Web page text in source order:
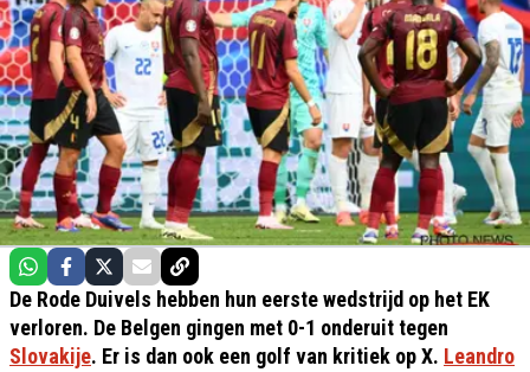
De Rode Duivels hebben hun eerste wedstrijd op het EK
verloren. De Belgen gingen met 0-1 onderuit tegen
Slovakije. Er is dan ook een golf van kritiek op X. Leandro